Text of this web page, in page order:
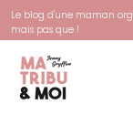
Le blog d'une maman
mais pas que !